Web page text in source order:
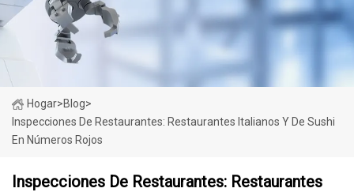
Hogar>Blog>
Inspecciones De Restaurantes: Restaurantes Italianos Y De Sushi
En Números Rojos
Inspecciones De Restaurantes: Restaurantes